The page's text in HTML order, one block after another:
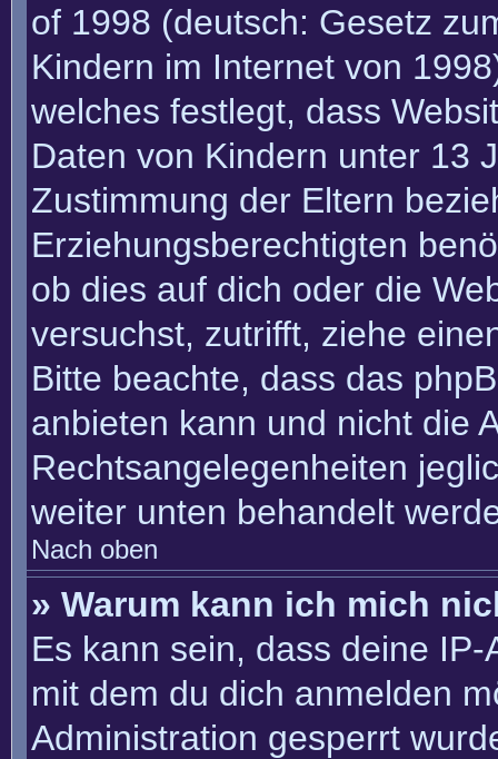
of 1998 (deutsch: Gesetz
Kindern im Internet von
welches festlegt, dass
Daten von Kindern unter 13
Zustimmung der Eltern
Erziehungsberechtigten
ob dies auf dich oder die
versuchst, zutrifft, ziehe
Bitte beachte, dass das
anbieten kann und nicht die
Rechtsangelegenheiten
weiter unten behandelt
Nach oben
» Warum kann ich mich
Es kann sein, dass deine
mit dem du dich anmelden
Administration gesperrt